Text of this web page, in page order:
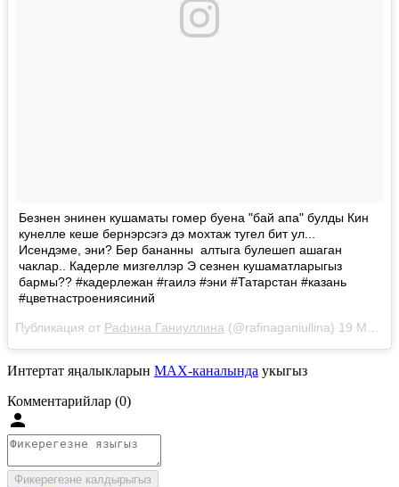
Безнен энинен кушаматы гомер буена "бай апа" булды Кин
кунелле кеше бернэрсэгэ дэ мохтаж тугел бит ул...
Исендэме, эни? Бер бананны алтыга булешеп ашаган
чаклар.. Кадерле мизгеллэр Э сезнен кушаматларыгыз
бармы?? #кадерлежан #гаилэ #эни #Татарстан #казань
#цветнастроениясиний
Публикация от Рафина Ганиуллина (@rafinaganiullina) 19 Май 2018 в 6:08 PDT
Интертат яңалыкларын MAX-каналында укыгыз
Комментарийлар (0)
Фикерегезне калдырыгыз